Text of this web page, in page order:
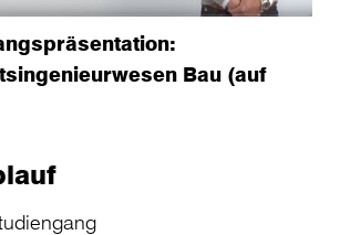
Bau (auf